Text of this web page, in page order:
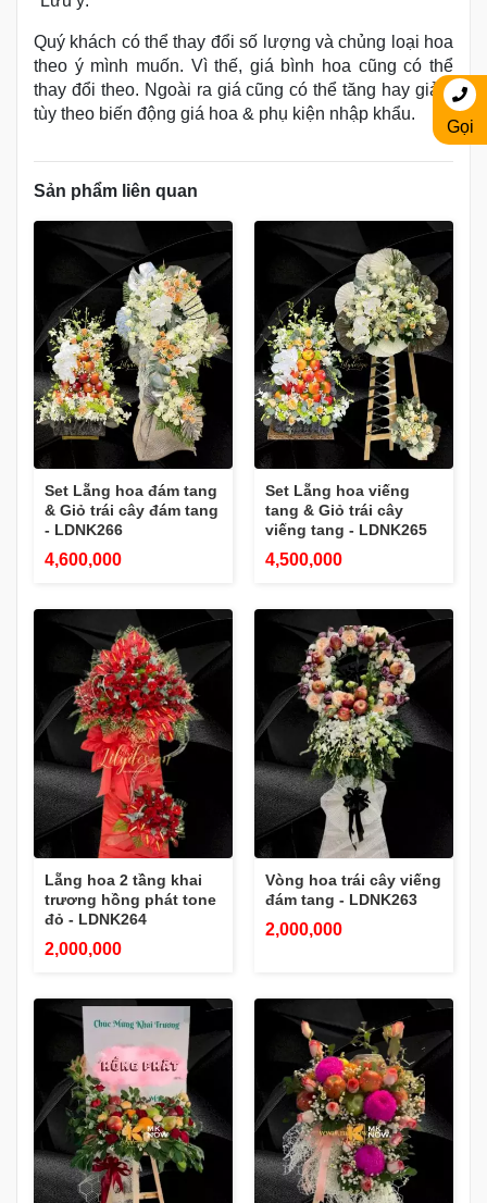
Quý khách có thể thay đổi số lượng và chủng loại hoa
theo ý mình muốn. Vì thế, giá bình hoa cũng có thể
thay đổi theo. Ngoài ra giá cũng có thể tăng hay giảm
tùy theo biến động giá hoa & phụ kiện nhập khẩu.
Sản phẩm liên quan
Set Lẵng hoa đám tang
& Giỏ trái cây đám tang
- LDNK266
4,600,000
Set Lẵng hoa viếng
tang & Giỏ trái cây
viếng tang - LDNK265
4,500,000
Lẵng hoa 2 tầng khai
trương hồng phát tone
đỏ - LDNK264
2,000,000
Vòng hoa trái cây viếng
đám tang - LDNK263
2,000,000
Gọi